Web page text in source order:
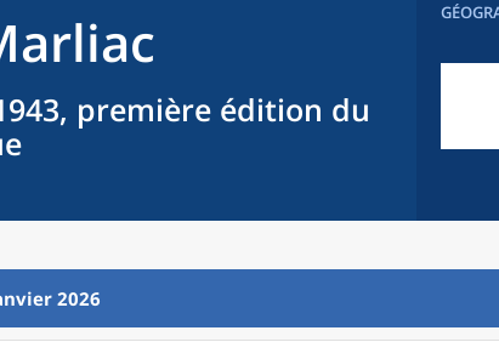
première édition du
2026